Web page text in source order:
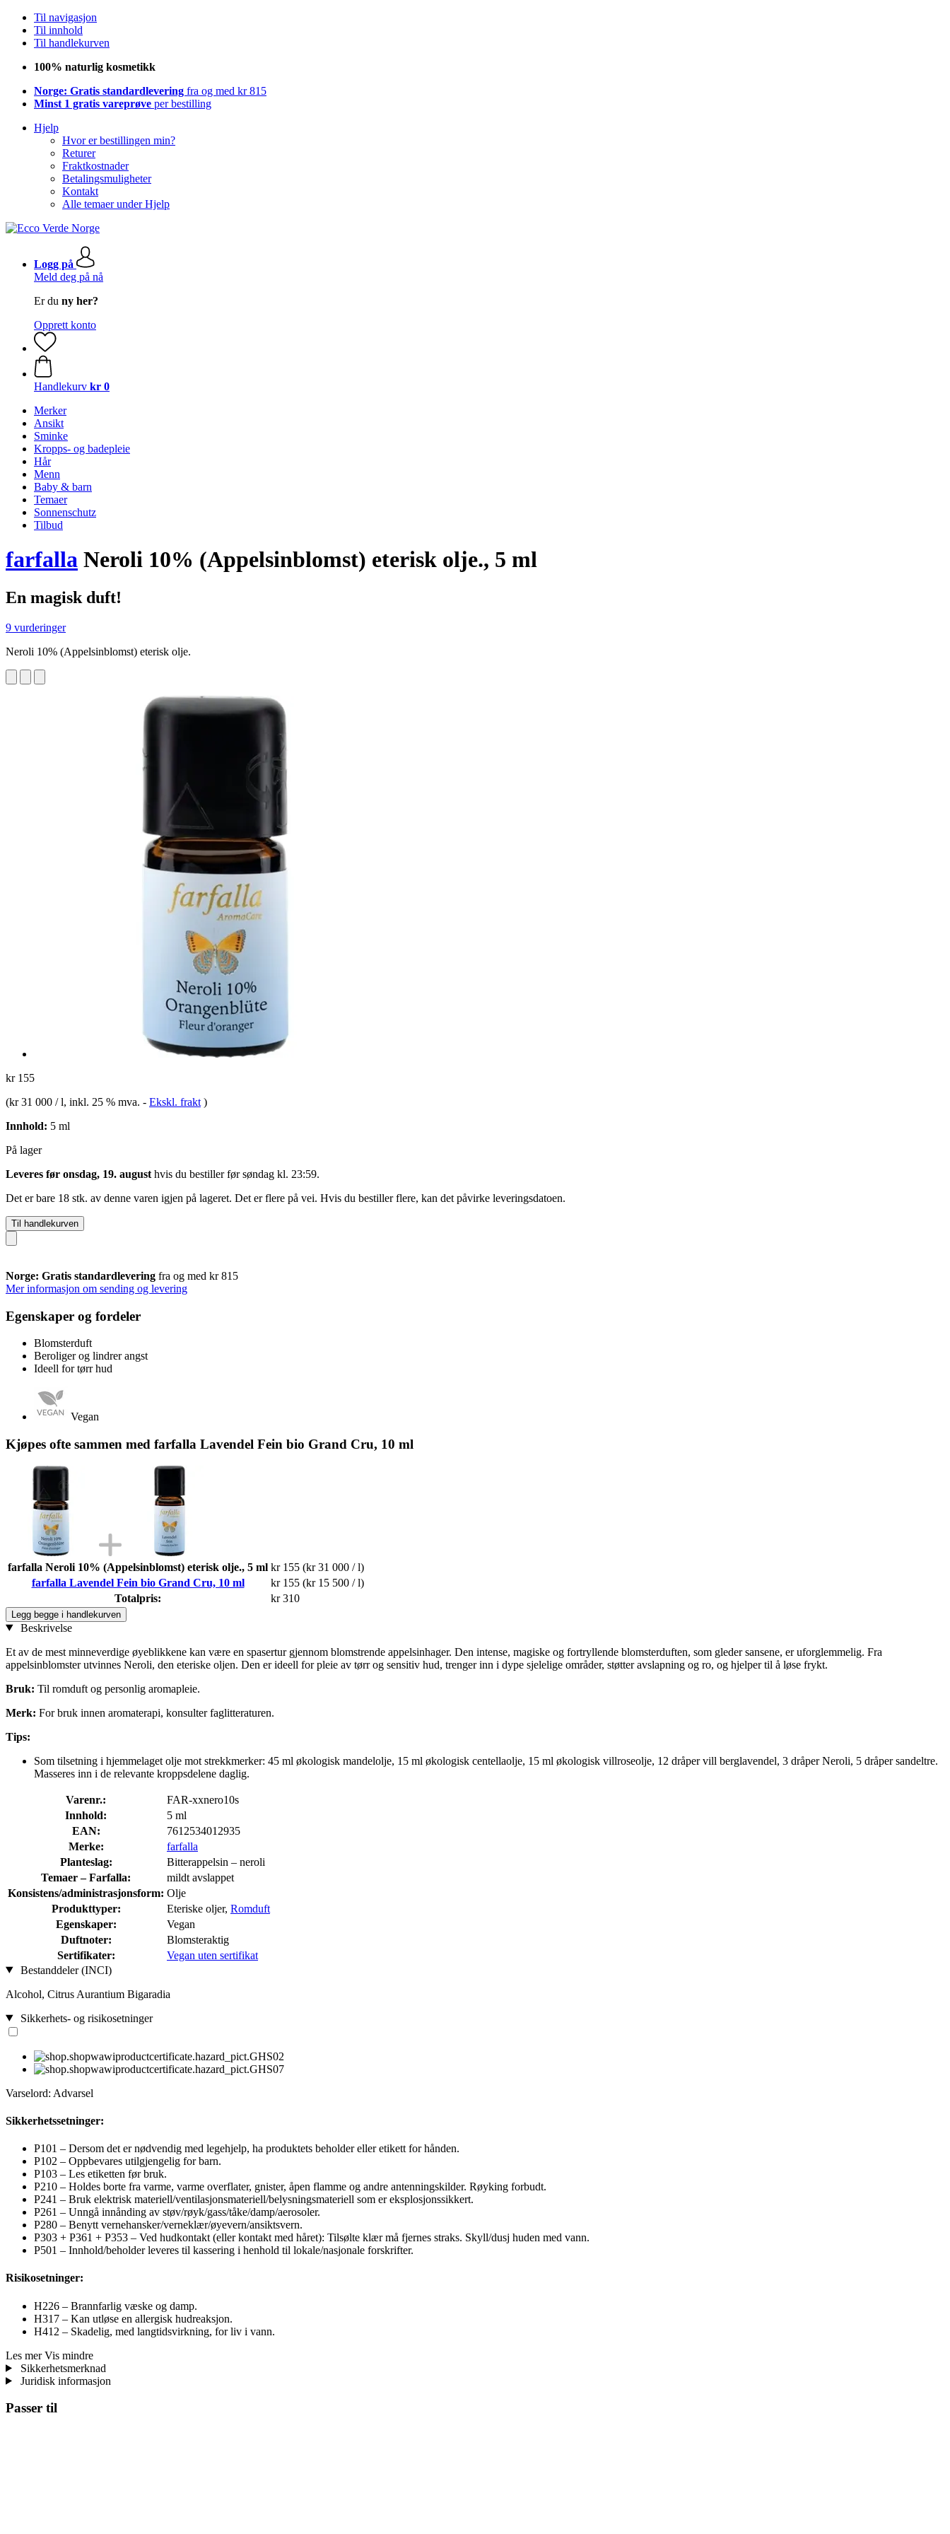
Til navigasjon
Til innhold
Til handlekurven
100% naturlig kosmetikk
Norge: Gratis standardlevering fra og med kr 815
Minst 1 gratis vareprøve per bestilling
Hjelp
Hvor er bestillingen min?
Returer
Fraktkostnader
Betalingsmuligheter
Kontakt
Alle temaer under Hjelp
Logg på
Meld deg på nå
Er du ny her?
Opprett konto
Handlekurv kr 0
Merker
Ansikt
Sminke
Kropps- og badepleie
Hår
Menn
Baby & barn
Temaer
Sonnenschutz
Tilbud
farfalla Neroli 10% (Appelsinblomst) eterisk olje., 5 ml
En magisk duft!
9 vurderinger
Neroli 10% (Appelsinblomst) eterisk olje.
kr 155
(kr 31 000 / l, inkl. 25 % mva. - Ekskl. frakt )
Innhold: 5 ml
På lager
Leveres før onsdag, 19. august hvis du bestiller førsøndag kl. 23:59.
Det er bare 18 stk. av denne varen igjen på lageret. Det er flere på vei. Hvis du bestiller flere, kan det påvirke leveringsdatoen.
Til handlekurven
Norge: Gratis standardlevering fra og med kr 815
Mer informasjon om sending og levering
Egenskaper og fordeler
Blomsterduft
Beroliger og lindrer angst
Ideell for tørr hud
Vegan
Kjøpes ofte sammen med farfalla Lavendel Fein bio Grand Cru, 10 ml
farfalla Neroli 10% (Appelsinblomst) eterisk olje., 5 ml kr 155 (kr 31 000 / l)
farfalla Lavendel Fein bio Grand Cru, 10 ml
kr 155 (kr 15 500 / l)
Totalpris:
kr 310
Legg begge i handlekurven
Beskrivelse
Et av de mest minneverdige øyeblikkene kan være en spasertur gjennom blomstrende appelsinhager. Den intense, magiske og fortryllende blomsterduften, som gleder sansene, er uforglemmelig. Fra
appelsinblomster utvinnes Neroli, den eteriske oljen. Den er ideell for pleie av tørr og sensitiv hud, trenger inn i dype sjelelige områder, støtter avslapning og ro, og hjelper til å løse frykt.
Bruk: Til romduft og personlig aromapleie.
Merk: For bruk innen aromaterapi, konsulter faglitteraturen.
Tips:
Som tilsetning i hjemmelaget olje mot strekkmerker: 45 ml økologisk mandelolje, 15 ml økologisk centellaolje, 15 ml økologisk villroseolje, 12 dråper vill berglavendel, 3 dråper Neroli, 5 dråper sandeltre.
Masseres inn i de relevante kroppsdelene daglig.
Varenr.:
FAR-xxnero10s
Innhold:
5 ml
EAN:
7612534012935
Merke:
farfalla
Planteslag:
Bitterappelsin – neroli
Temaer – Farfalla:
mildt avslappet
Konsistens/administrasjonsform: Olje
Produkttyper:
Eteriske oljer, Romduft
Egenskaper:
Vegan
Duftnoter:
Blomsteraktig
Sertifikater:
Vegan uten sertifikat
Bestanddeler (INCI)
Alcohol, Citrus Aurantium Bigaradia
Sikkerhets- og risikosetninger
Varselord: Advarsel
Sikkerhetssetninger:
P101 – Dersom det er nødvendig med legehjelp, ha produktets beholder eller etikett for hånden.
P102 – Oppbevares utilgjengelig for barn.
P103 – Les etiketten før bruk.
P210 – Holdes borte fra varme, varme overflater, gnister, åpen flamme og andre antenningskilder. Røyking forbudt.
P241 – Bruk elektrisk materiell/ventilasjonsmateriell/belysningsmateriell som er eksplosjonssikkert.
P261 – Unngå innånding av støv/røyk/gass/tåke/damp/aerosoler.
P280 – Benytt vernehansker/verneklær/øyevern/ansiktsvern.
P303 + P361 + P353 – Ved hudkontakt (eller kontakt med håret): Tilsølte klær må fjernes straks. Skyll/dusj huden med vann.
P501 – Innhold/beholder leveres til kassering i henhold til lokale/nasjonale forskrifter.
Risikosetninger:
H226 – Brannfarlig væske og damp.
H317 – Kan utløse en allergisk hudreaksjon.
H412 – Skadelig, med langtidsvirkning, for liv i vann.
Les mer Vis mindre
Sikkerhetsmerknad
Juridisk informasjon
Passer til